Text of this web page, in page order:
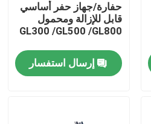
حفارة/جهاز حفر أساسي
قابل للإزالة ومحمول
GL300 /GL500 /GL800
إرسال استفسار